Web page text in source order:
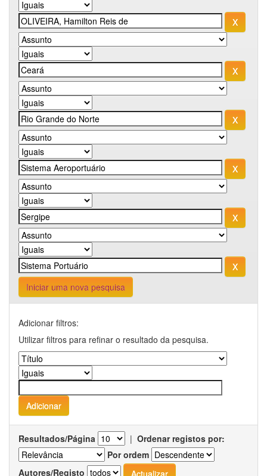
Iniciar uma nova pesquisa
Adicionar filtros:
Utilizar filtros para refinar o resultado da pesquisa.
Resultados/Página | Ordenar registos por:
Por ordem
Autores/Registo